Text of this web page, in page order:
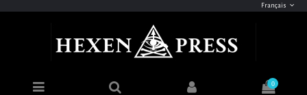
Français
0